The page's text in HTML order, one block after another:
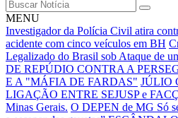
MENU
Investigador da Polícia Civil atira
acidente com cinco veículos em BH
Legalizado do Brasil sob Ataque de
DE REPÚDIO CONTRA A
E A "MÁFIA DE FARDAS" JÚLIO
LIGAÇÃO ENTRE SEJUSP e
Minas Gerais. O DEPEN de MG Só